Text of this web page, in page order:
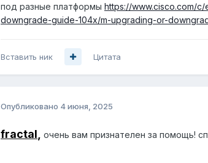
под разные платформы https://www.cisco.com/
downgrade-guide-104x/m-upgrading-or-
Вставить ник Цитата
Опубликовано 4 июня, 2025
fractal очень вам признателен за помощь!